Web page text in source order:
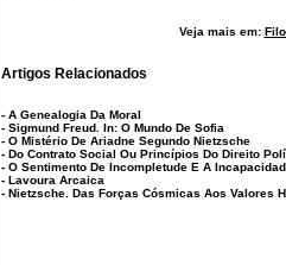
Veja mais em:
Artigos Relacionados
- A Genealogia Da Moral
- Sigmund Freud. In: O Mundo De Sofia
- O Mistério De Ariadne Segundo Nietzsche
- Do Contrato Social Ou Princípios Do Direito
- O Sentimento De Incompletude E A
- Lavoura Arcaica
- Nietzsche. Das Forças Cósmicas Aos Valores